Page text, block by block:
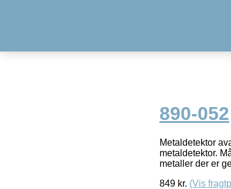
890-052
Metaldetektor
metaldetektor.
metaller der er
849 kr. (Vis